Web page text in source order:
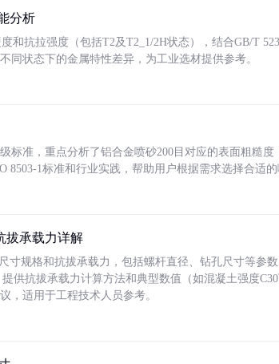
分析
和抗拉强度（包括T2及T2_1/2H状态），结合GB/T
同状态下的金属特性差异，为工业选材提供参考。
标准，重点分析了铝合金喷砂200目对应的表面粗糙度
8503-1标准和行业实践，帮助用户根据需求选择合适的
拔承载力详解
寸规格和抗拔承载力，包括螺杆直径、钻孔尺寸等参
提供抗拔承载力计算方法和典型数值（如混凝土强度
，适用于工程技术人员参考。